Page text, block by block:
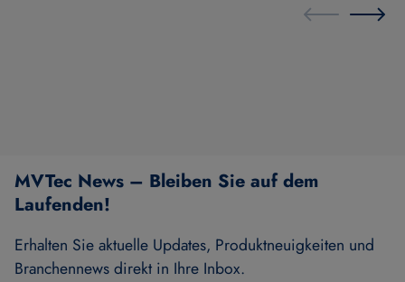
MVTec News – Bleiben Sie auf dem
Laufenden!
Erhalten Sie aktuelle Updates, Produktneuigkeiten und
Branchennews direkt in Ihre Inbox.